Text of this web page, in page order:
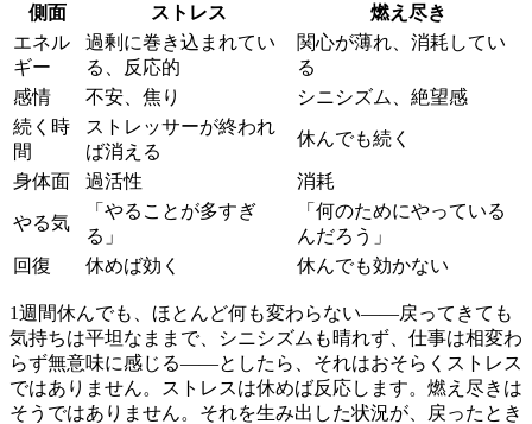
側面 ストレス
燃え尽き
エネル
ギー
過剰に巻き込まれてい
る、反応的
関心が薄れ、消耗してい
る
感情
不安、焦り
シニシズム、絶望感
続く時
間
ストレッサーが終われ
ば消える
休んでも続く
身体面 過活性 消耗
やる気
「やることが多すぎ
る」
「何のためにやっている
んだろう」
回復
休めば効く 休んでも効かない
1週間休んでも、ほとんど何も変わらない――戻ってきても
気持ちは平坦なままで、シニシズムも晴れず、仕事は相変わ
らず無意味に感じる――としたら、それはおそらくストレス
ではありません。ストレスは休めば反応します。燃え尽きは
そうではありません。それを生み出した状況が、戻ったとき